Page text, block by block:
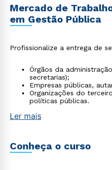
Mercado de
em Gestão Pública
Profissionalize a entrega de
Órgãos da
secretarias);
Empresas públicas,
Organizações do
políticas públicas.
Ler mais
Conheça o curso